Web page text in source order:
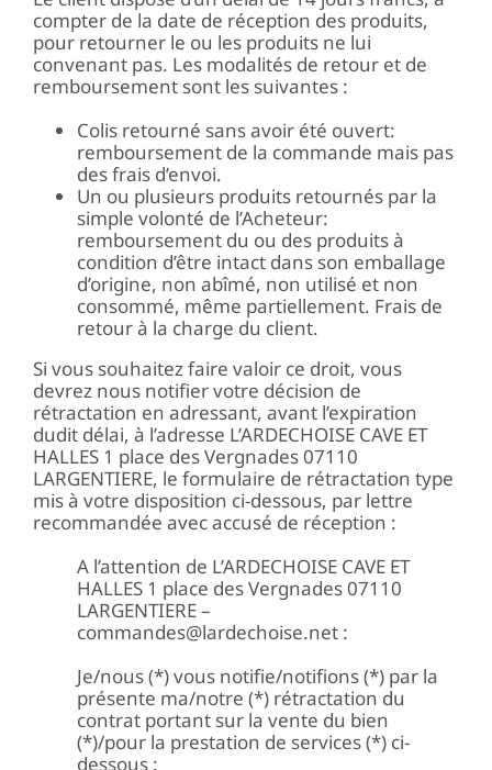
compter de la date de réception des produits,
pour retourner le ou les produits ne lui
convenant pas. Les modalités de retour et de
remboursement sont les suivantes :
Colis retourné sans avoir été ouvert:
remboursement de la commande mais pas
des frais d’envoi.
Un ou plusieurs produits retournés par la
simple volonté de l’Acheteur:
remboursement du ou des produits à
condition d’être intact dans son emballage
d’origine, non abîmé, non utilisé et non
consommé, même partiellement. Frais de
retour à la charge du client.
Si vous souhaitez faire valoir ce droit, vous
devrez nous notifier votre décision de
rétractation en adressant, avant l’expiration
dudit délai, à l’adresse L’ARDECHOISE CAVE ET
HALLES 1 place des Vergnades 07110
LARGENTIERE, le formulaire de rétractation type
mis à votre disposition ci-dessous, par lettre
recommandée avec accusé de réception :
A l’attention de L’ARDECHOISE CAVE ET
HALLES 1 place des Vergnades 07110
LARGENTIERE –
commandes@lardechoise.net :
Je/nous (*) vous notifie/notifions (*) par la
présente ma/notre (*) rétractation du
contrat portant sur la vente du bien
(*)/pour la prestation de services (*) ci-
dessous :